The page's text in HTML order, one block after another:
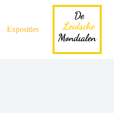
Exposities